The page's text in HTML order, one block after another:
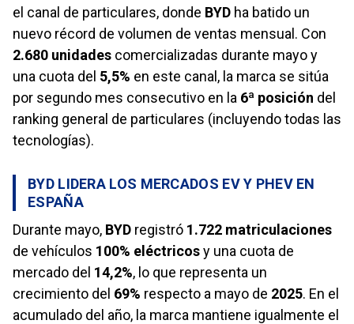
el canal de particulares, donde BYD ha batido un
nuevo récord de volumen de ventas mensual. Con
2.680 unidades comercializadas durante mayo y
una cuota del 5,5% en este canal, la marca se sitúa
por segundo mes consecutivo en la 6ª posición del
ranking general de particulares (incluyendo todas las
tecnologías).
BYD LIDERA LOS MERCADOS EV Y PHEV EN
ESPAÑA
Durante mayo, BYD registró 1.722 matriculaciones
de vehículos 100% eléctricosy una cuota de
mercado del 14,2%, lo que representa un
crecimiento del 69% respecto a mayo de 2025. En el
acumulado del año, la marca mantiene igualmente el